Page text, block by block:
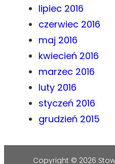
lipiec 2016
czerwiec 2016
maj 2016
kwiecień 2016
marzec 2016
luty 2016
styczeń 2016
grudzień 2015
Copyright © 2026